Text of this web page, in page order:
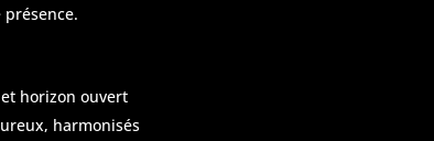
horizon ouvert
harmonisés